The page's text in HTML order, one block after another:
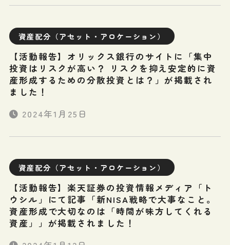
資産配分（アセット・アロケーション）
【活動報告】オリックス銀行のサイトに「集中
投資はリスクが高い？ リスクを抑え安定的に資
産形成するための分散投資とは？」が掲載され
ました！
2024年1月25日
資産配分（アセット・アロケーション）
【活動報告】楽天証券の投資情報メディア「ト
ウシル」にて記事「新NISA戦略で大事なこと。
資産形成で大切なのは「時間が味方してくれる
資産」」が掲載されました！